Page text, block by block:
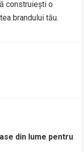
construiești o
brandului tău.
din lume pentru